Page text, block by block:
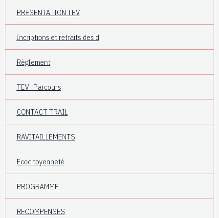
PRESENTATION TEV
Incriptions et retraits des d
Règlement
TEV : Parcours
CONTACT TRAIL
RAVITAILLEMENTS
Ecocitoyenneté
PROGRAMME
RECOMPENSES